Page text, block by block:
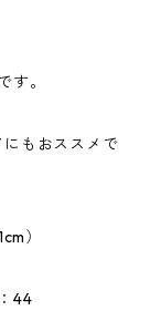
す。
もおススメで
）
44